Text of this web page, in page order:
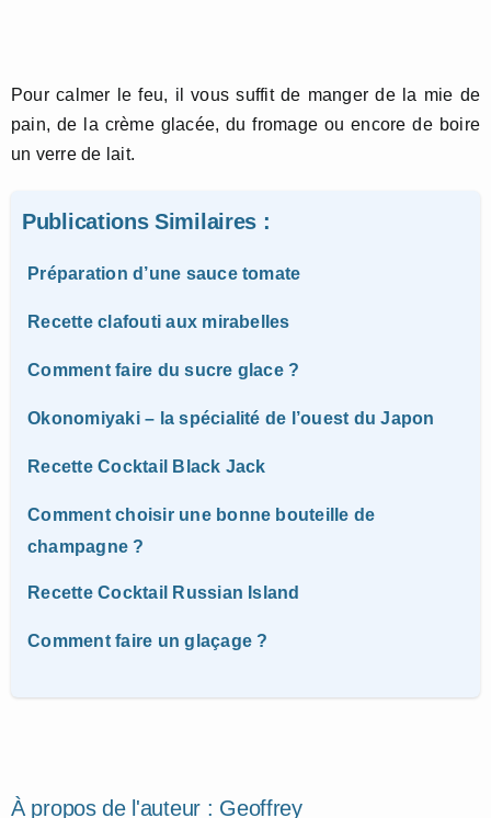
Pour calmer le feu, il vous suffit de manger de la mie de
pain, de la crème glacée, du fromage ou encore de boire
un verre de lait.
Publications Similaires :
Préparation d’une sauce tomate
Recette clafouti aux mirabelles
Comment faire du sucre glace ?
Okonomiyaki – la spécialité de l’ouest du Japon
Recette Cocktail Black Jack
Comment choisir une bonne bouteille de
champagne ?
Recette Cocktail Russian Island
Comment faire un glaçage ?
À propos de l'auteur : Geoffrey